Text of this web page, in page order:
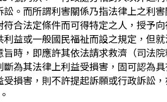
。而所謂利害關係乃指法律上之利
合法定條件而可得特定之人，授予
益或一般國民福祉而設之規定，但
時，即應許其依法請求救濟（司法
為其法律上利益受損害，固可認為
損害，則不許提起訴願或行政訴訟